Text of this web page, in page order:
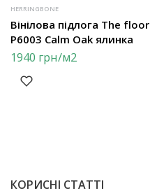
HERRINGBONE
Вінілова підлога The floor
P6003 Calm Oak ялинка
1940 грн/м2
КОРИСНІ СТАТТІ